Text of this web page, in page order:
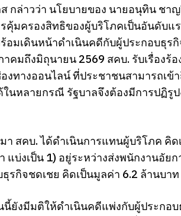
กล่าวว่า นโยบายของ นายอนุทิน ช
มครองสิทธิของผู้บริโภคเป็นอันดับแ
อมเดินหน้าดำเนินคดีกับผู้ประกอบธุร
คมถึงมิถุนายน 2569 สคบ. รับเรื่องร้
งทางออนไลน์ ที่ประชาชนสามารถเ
ในหลายกรณี รัฐบาลจึงต้องมีการปฏิรู
า สคบ. ได้ดำเนินการแทนผู้บริโภค คิ
แบ่งเป็น 1) อยู่ระหว่างส่งพนักงานอั
รกิจชดเชย คิดเป็นมูลค่า 6.2 ล้านบา
ยังมีมติให้ดำเนินคดีแพ่งกับผู้ประกอ